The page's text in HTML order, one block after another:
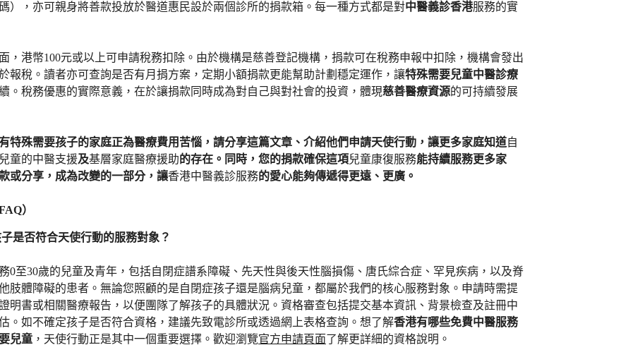
），亦可親身將善款投放於醫道惠民設於兩個診所的捐款箱。每一種方式都是對中醫義診香港服務的實
，港幣100元或以上可申請稅務扣除。由於機構是慈善登記機構，捐款可在稅務申報中扣除，機構會發出
報稅。讀者亦可查詢是否有月捐方案，定期小額捐款更能幫助計劃穩定運作，讓特殊需要兒童中醫診療
。稅務優惠的實際意義，在於讓捐款同時成為對自己與對社會的投資，體現慈善醫療資源的可持續發展
特殊需要孩子的家庭正為醫療費用苦惱，請分享這篇文章、介紹他們申請天使行動，讓更多家庭知道自
童的中醫支援及基層家庭醫療援助的存在。同時，您的捐款確保這項兒童康復服務能持續服務更多家
或分享，成為改變的一部分，讓香港中醫義診服務的愛心能夠傳遞得更遠、更廣。
）
是否符合天使行動的服務對象？
0至30歲的兒童及青年，包括自閉症譜系障礙、先天性與後天性腦損傷、唐氏綜合症、罕見疾病，以及脊
肢體障礙的患者。無論您照顧的是自閉症孩子還是腦病兒童，都屬於我們的核心服務對象。申請時需提
明書或相關醫療報告，以便團隊了解孩子的具體狀況。資格審查包括提交基本資訊、背景檢查及註冊中
。如不確定孩子是否符合資格，建議先致電診所或透過網上表格查詢。想了解香港有哪些免費中醫服務
兒童 ，天使行動正是其中一個重要選擇。歡迎瀏覽官方申請頁面了解更詳細的資格說明。